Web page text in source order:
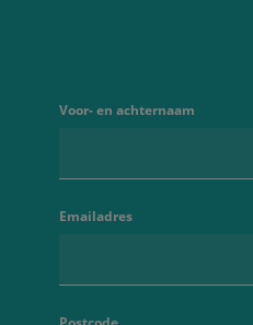
Voor- en achternaam
Emailadres